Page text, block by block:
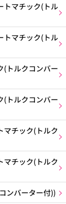
マチック(トル
マチック(トル
トルクコンバー
トルクコンバー
チック(トルク
チック(トルク
ンバーター付))